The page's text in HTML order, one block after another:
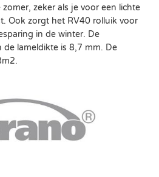
zeker als je voor een lichte
Ook zorgt het RV40 rolluik voor
in de winter. De
de lameldikte is 8,7 mm. De